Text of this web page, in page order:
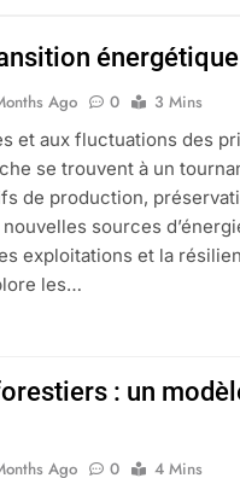
énergétique
Ago 0
3 Mins
et aux fluctuations des
se trouvent à un
de production,
sources
exploitations et la
les…
: un
Ago 0
4 Mins